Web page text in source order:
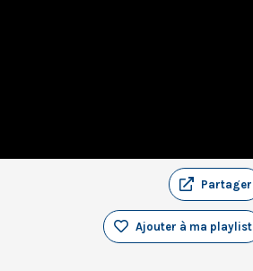
Partager
Ajouter à ma playlist